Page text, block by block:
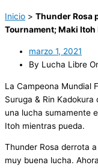
Inicio > Thunder Rosa
Tournament; Maki
marzo 1, 2021
By Lucha Libre
La Campeona Mundial
Suruga & Rin
una lucha sumamente
Itoh mientras pueda.
Thunder Rosa derrota
muy buena lucha.